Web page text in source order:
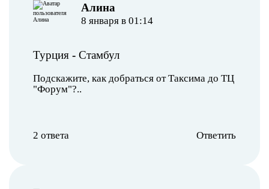
Алина
8 января в 01:14
Турция - Стамбул
Подскажите, как добраться от Таксима до ТЦ
"Форум"?..
2 ответа Ответить